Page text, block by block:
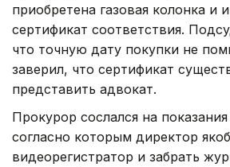
приобретена газовая колонка и
сертификат соответствия.
что точную дату покупки не
заверил, что сертификат
представить адвокат.
Прокурор сослался на
согласно которым директор
видеорегистратор и забрать